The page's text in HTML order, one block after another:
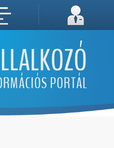
számítógépén. A sütik a weboldal megfelelő működéséhez
Megértettem, folytatás...